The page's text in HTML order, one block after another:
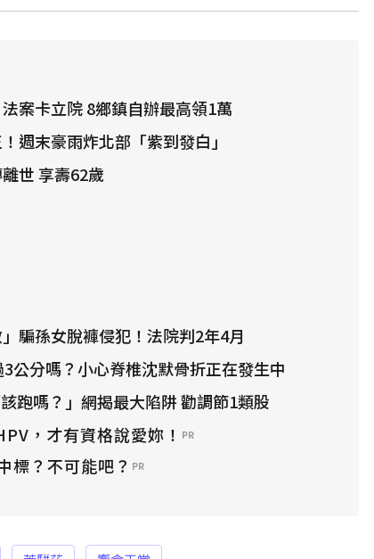
案卡立院 8鄉鎮自辦最高領1萬
週末豪雨炸北部「紫到發白」
世 享壽62歲
騙孫女脫褲侵犯！法院判2年4月
公分嗎？小心脊椎沈默骨折正在發生中
跑嗎？」網揭最大陷阱 勸調節1類股
，才有資格說愛妳！ PR
標？不可能吧？ PR